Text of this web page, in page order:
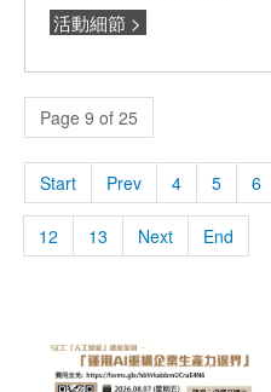
活動細節 >
Page 9 of 25
Start Prev 4 5 6
12 13 Next End